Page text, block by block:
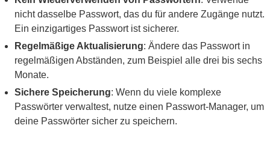
nicht dasselbe Passwort, das du für andere Zugänge nutzt.
Ein einzigartiges Passwort ist sicherer.
Regelmäßige Aktualisierung: Ändere das Passwort in
regelmäßigen Abständen, zum Beispiel alle drei bis sechs
Monate.
Sichere Speicherung: Wenn du viele komplexe
Passwörter verwaltest, nutze einen Passwort-Manager, um
deine Passwörter sicher zu speichern.